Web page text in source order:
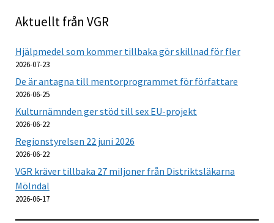
Aktuellt från VGR
Hjälpmedel som kommer tillbaka gör skillnad för fler
2026-07-23
De är antagna till mentorprogrammet för författare
2026-06-25
Kulturnämnden ger stöd till sex EU-projekt
2026-06-22
Regionstyrelsen 22 juni 2026
2026-06-22
VGR kräver tillbaka 27 miljoner från Distriktsläkarna
Mölndal
2026-06-17